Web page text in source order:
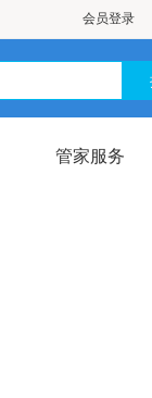
会员登录
管家服务